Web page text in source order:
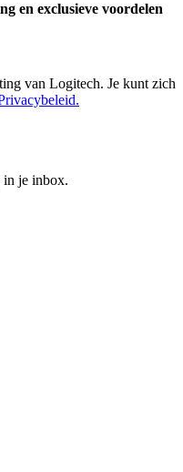
en exclusieve voordelen
van Logitech. Je kunt zich
in je inbox.